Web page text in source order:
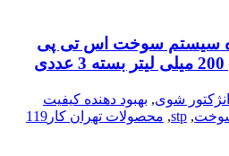
سیستم سوخت اس تی پی
انژکتور شوی, بهبود دهنده کیفیت
سوخت,
stp
, محصولات تهران کار119